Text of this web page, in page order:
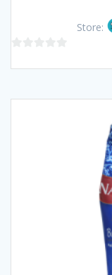
Store: